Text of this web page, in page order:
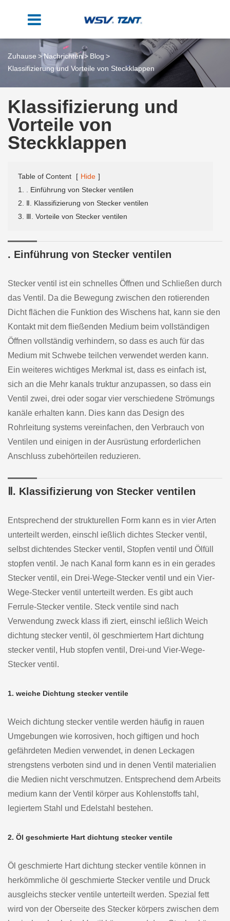
Zuhause Nachrichten
Blog
Klassifizierung und Vorteile von Steckklappen
Klassifizierung und
Vorteile von
Steckklappen
Table of Content [ Hide ]
1. . Einführung von Stecker ventilen
2. Ⅱ. Klassifizierung von Stecker ventilen
3. Ⅲ. Vorteile von Stecker ventilen
. Einführung von Stecker ventilen
Stecker ventil ist ein schnelles Öffnen und Schließen durch
das Ventil. Da die Bewegung zwischen den rotierenden
Dicht flächen die Funktion des Wischens hat, kann sie den
Kontakt mit dem fließenden Medium beim vollständigen
Öffnen vollständig verhindern, so dass es auch für das
Medium mit Schwebe teilchen verwendet werden kann.
Ein weiteres wichtiges Merkmal ist, dass es einfach ist,
sich an die Mehr kanals truktur anzupassen, so dass ein
Ventil zwei, drei oder sogar vier verschiedene Strömungs
kanäle erhalten kann. Dies kann das Design des
Rohrleitung systems vereinfachen, den Verbrauch von
Ventilen und einigen in der Ausrüstung erforderlichen
Anschluss zubehörteilen reduzieren.
Ⅱ. Klassifizierung von Stecker ventilen
Entsprechend der strukturellen Form kann es in vier Arten
unterteilt werden, einschl ießlich dichtes Stecker ventil,
selbst dichtendes Stecker ventil, Stopfen ventil und Ölfüll
stopfen ventil. Je nach Kanal form kann es in ein gerades
Stecker ventil, ein Drei-Wege-Stecker ventil und ein Vier-
Wege-Stecker ventil unterteilt werden. Es gibt auch
Ferrule-Stecker ventile. Steck ventile sind nach
Verwendung zweck klass ifi ziert, einschl ießlich Weich
dichtung stecker ventil, öl geschmiertem Hart dichtung
stecker ventil, Hub stopfen ventil, Drei-und Vier-Wege-
Stecker ventil.
1. weiche Dichtung stecker ventile
Weich dichtung stecker ventile werden häufig in rauen
Umgebungen wie korrosiven, hoch giftigen und hoch
gefährdeten Medien verwendet, in denen Leckagen
strengstens verboten sind und in denen Ventil materialien
die Medien nicht verschmutzen. Entsprechend dem Arbeits
medium kann der Ventil körper aus Kohlenstoffs tahl,
legiertem Stahl und Edelstahl bestehen.
2. Öl geschmierte Hart dichtung stecker ventile
Öl geschmierte Hart dichtung stecker ventile können in
herkömmliche öl geschmierte Stecker ventile und Druck
ausgleichs stecker ventile unterteilt werden. Spezial fett
wird von der Oberseite des Stecker körpers zwischen dem